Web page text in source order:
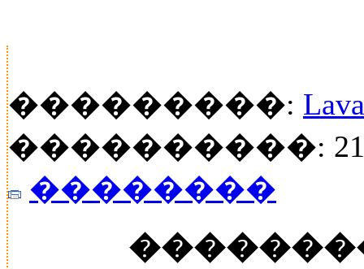
���������:
����������:
��������